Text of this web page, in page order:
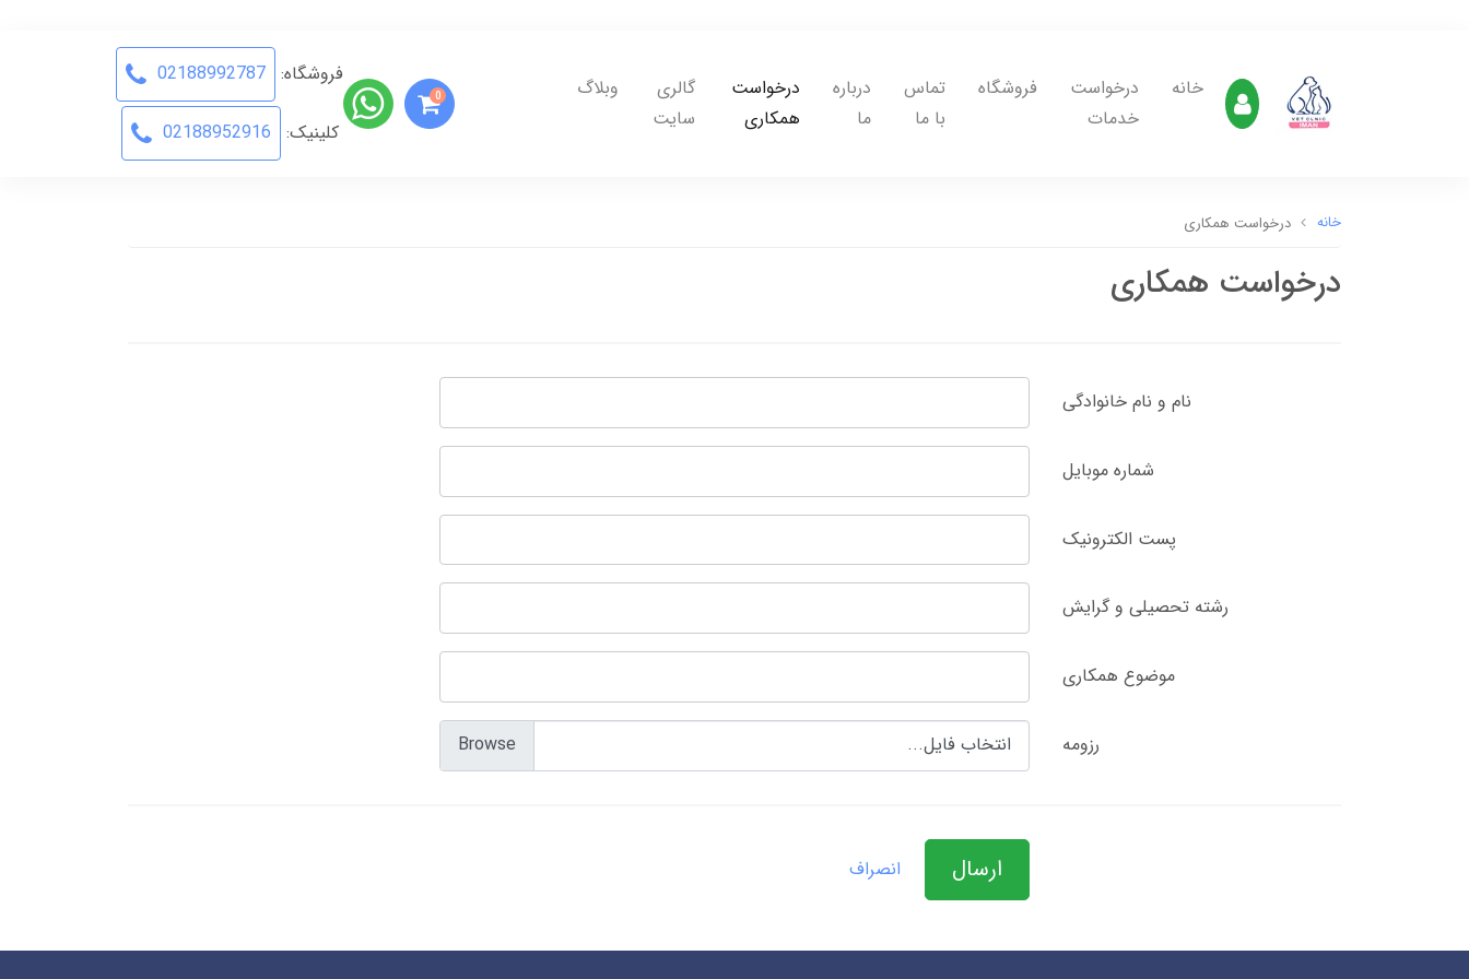
خانه
درخواست
خدمات
فروشگاه
تماس
با ما
درباره
ما
درخواست
همکاری
گالری
سایت
وبلاگ 0
فروشگاه: 02188992787
کلینیک: 02188952916
خانه درخواست همکاری
درخواست همکاری
نام و نام خانوادگی
شماره موبایل
پست الکترونیک
رشته تحصیلی و گرایش
موضوع همکاری
رزومه انتخاب فایل...
ارسال انصراف